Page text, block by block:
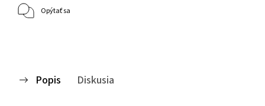
Opýtať sa
Popis Diskusia